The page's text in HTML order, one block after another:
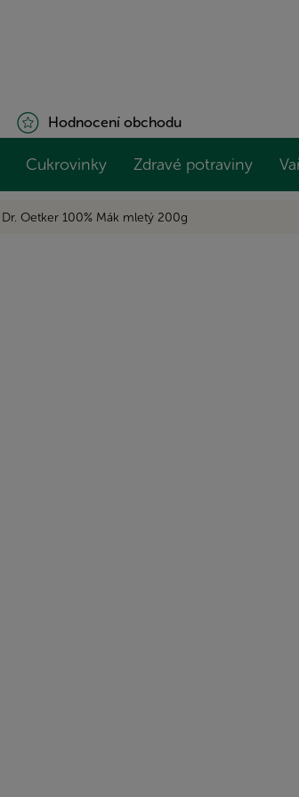
Hodnocení obchodu
Cukrovinky Zdravé potraviny
Dr. Oetker 100% Mák mletý 200g